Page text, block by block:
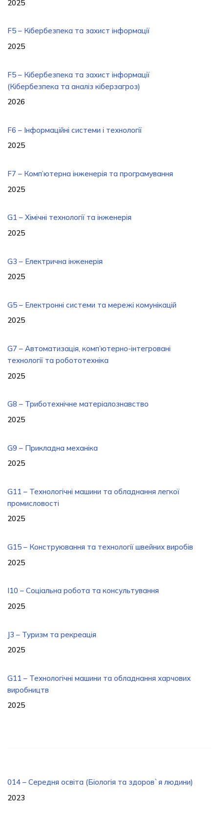
2025
F5 – Кібербезпека та захист інформації
2025
F5 – Кібербезпека та захист інформації
(Кібербезпека та аналіз кіберзагроз)
2026
F6 – Інформаційні системи і технології
2025
F7 – Комп’ютерна інженерія та програмування
2025
G1 – Хімічні технології та інженерія
2025
G3 – Електрична інженерія
2025
G5 – Електронні системи та мережі комунікацій
2025
G7 – Автоматизація, комп’ютерно-інтегровані
технології та робототехніка
2025
G8 – Триботехнічне матеріалознавство
2025
G9 – Прикладна механіка
2025
G11 – Технологічні машини та обладнання легкої
промисловості
2025
G15 – Конструювання та технології швейних виробів
2025
I10 – Соціальна робота та консультування
2025
J3 – Туризм та рекреація
2025
G11 – Технологічні машини та обладнання харчових
виробництв
2025
014 – Середня освіта (Біологія та здоров`я людини)
2023